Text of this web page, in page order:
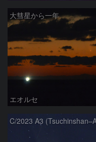
大彗星から一年
エオルセ